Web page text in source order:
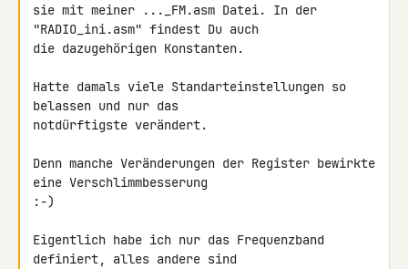
sie mit meiner ..._FM.asm Datei. In der
"RADIO_ini.asm" findest Du auch
die dazugehörigen Konstanten.
Hatte damals viele Standarteinstellungen so
belassen und nur das
notdürftigste verändert.
Denn manche Veränderungen der Register bewirkte
eine Verschlimmbesserung
:-)
Eigentlich habe ich nur das Frequenzband
definiert, alles andere sind